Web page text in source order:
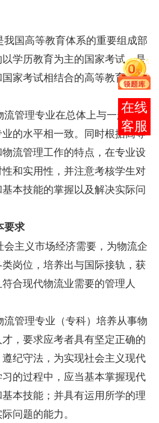
国高等教育体系的重要组成部
学历教育为主的国家考试，是
家考试相结合的高等教育形
管理专业在总体上与一般全日
的水平相一致。同时根据高等
流管理工作的特点，在专业设
和实用性，并注意考核学生对
本技能的掌握以及解决实际问
要求
主义市场经济需要，为物流企
岗位，培养出与国际接轨，获
合现代物流业需要的管理人
管理专业（专科）培养从事物
，要求应考者具有坚定正确的
纪守法，为实现社会主义现代
的过程中，应当基本掌握现代
本技能；并具有运用所学的理
问题的能力。
在线
客服